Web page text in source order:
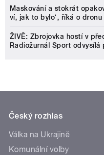
Maskování a stokrát
ví, jak to bylo‘, říká o
ŽIVĚ: Zbrojovka hostí v
Radiožurnál Sport odvysílá
Český rozhlas
Válka na Ukrajině
Komunální volby